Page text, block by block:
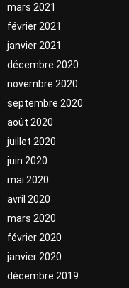
mars 2021
février 2021
janvier 2021
décembre 2020
novembre 2020
septembre 2020
août 2020
juillet 2020
juin 2020
mai 2020
avril 2020
mars 2020
février 2020
janvier 2020
décembre 2019